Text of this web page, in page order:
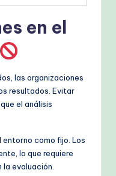
en el
las organizaciones
resultados. Evitar
el análisis
entorno como fijo. Los
lo que requiere
evaluación.